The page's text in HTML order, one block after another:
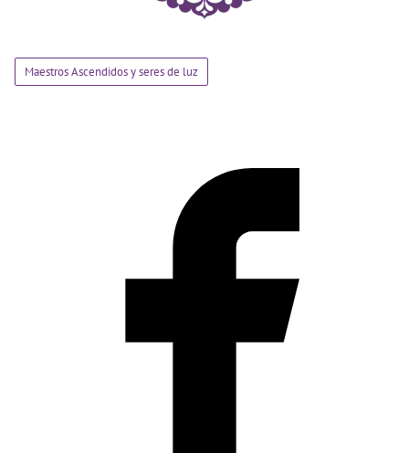
Maestros Ascendidos y seres de luz